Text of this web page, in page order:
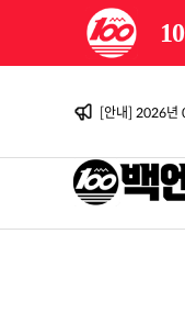
[이벤트] 백엔
[안내] 2026년
[안내] 2026년
[이벤트] 백엔
[안내] 2026년
[이벤트] 백엔